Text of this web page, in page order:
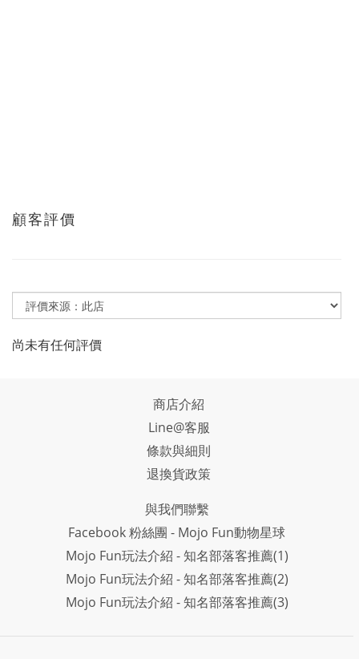
顧客評價
尚未有任何評價
商店介紹
Line@客服
條款與細則
退換貨政策
與我們聯繫
Facebook 粉絲團 - Mojo Fun動物星球
Mojo Fun玩法介紹 - 知名部落客推薦(1)
Mojo Fun玩法介紹 - 知名部落客推薦(2)
Mojo Fun玩法介紹 - 知名部落客推薦(3)